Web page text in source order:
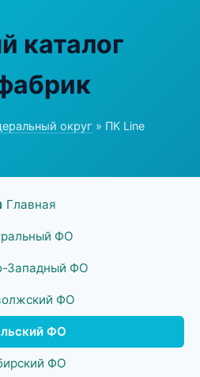
каталог
округ » ПК Line
Главная
ФО
Западный ФО
ФО
ФО
ФО